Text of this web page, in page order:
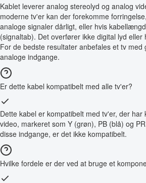
Kablet leverer analog stereolyd og analog
moderne tv'er kan der forekomme
analoge signaler dårligt, eller hvis
(signaltab). Det overfører ikke digital lyd eller
For de bedste resultater anbefales et tv med
analoge indgange.
Er dette kabel kompatibelt med alle tv'er?
Dette kabel er kompatibelt med tv'er, der har
video, markeret som Y (grøn), PB (blå) og
disse indgange, er det ikke kompatibelt.
Hvilke fordele er der ved at bruge et